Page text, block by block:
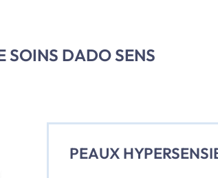
SOINS DADO SENS
PEAUX